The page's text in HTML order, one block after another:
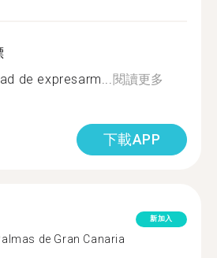
de expresarm...閱讀更多
下載APP
de Gran Canaria
新加入